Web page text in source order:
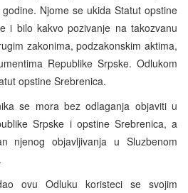
Njome se ukida Statut opstine
i bilo kakvo pozivanje na takozvanu
zakonima, podzakonskim aktima,
Republike Srpske. Odlukom
opstine Srebrenica.
se mora bez odlaganja objaviti u
Srpske i opstine Srebrenica, a
njenog objavljivanja u Sluzbenom
ovu Odluku koristeci se svojim